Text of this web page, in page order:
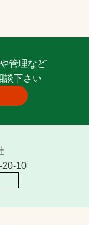
管理など
談下さい
20-10